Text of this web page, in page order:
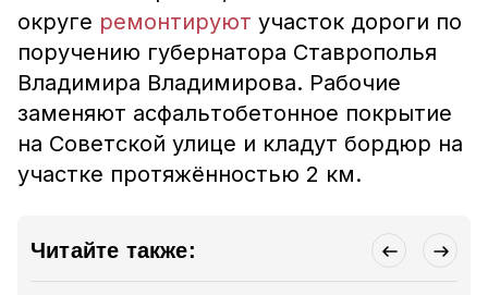
округе ремонтируют участок дороги по
поручению губернатора Ставрополья
Владимира Владимирова. Рабочие
заменяют асфальтобетонное покрытие
на Советской улице и кладут бордюр на
участке протяжённостью 2 км.
Читайте также: